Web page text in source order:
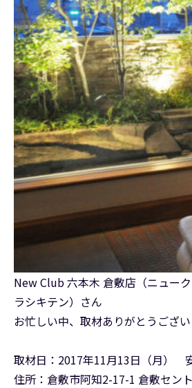
New Club 六本木 倉敷店（ニュー
ラシキテン）さん
お忙しい中、取材ありがとうござい
取材日：2017年11月13日（月）
住所：倉敷市阿知2-17-1 倉敷セン